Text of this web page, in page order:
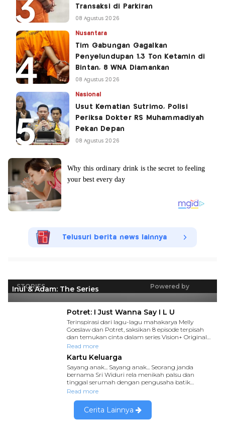
Transaksi di Parkiran
08 Agustus 2026
Nusantara
Tim Gabungan Gagalkan
Penyelundupan 1,3 Ton Ketamin di
Bintan, 8 WNA Diamankan
08 Agustus 2026
Nasional
Usut Kematian Sutrimo, Polisi
Periksa Dokter RS Muhammadiyah
Pekan Depan
08 Agustus 2026
Telusuri berita news lainnya